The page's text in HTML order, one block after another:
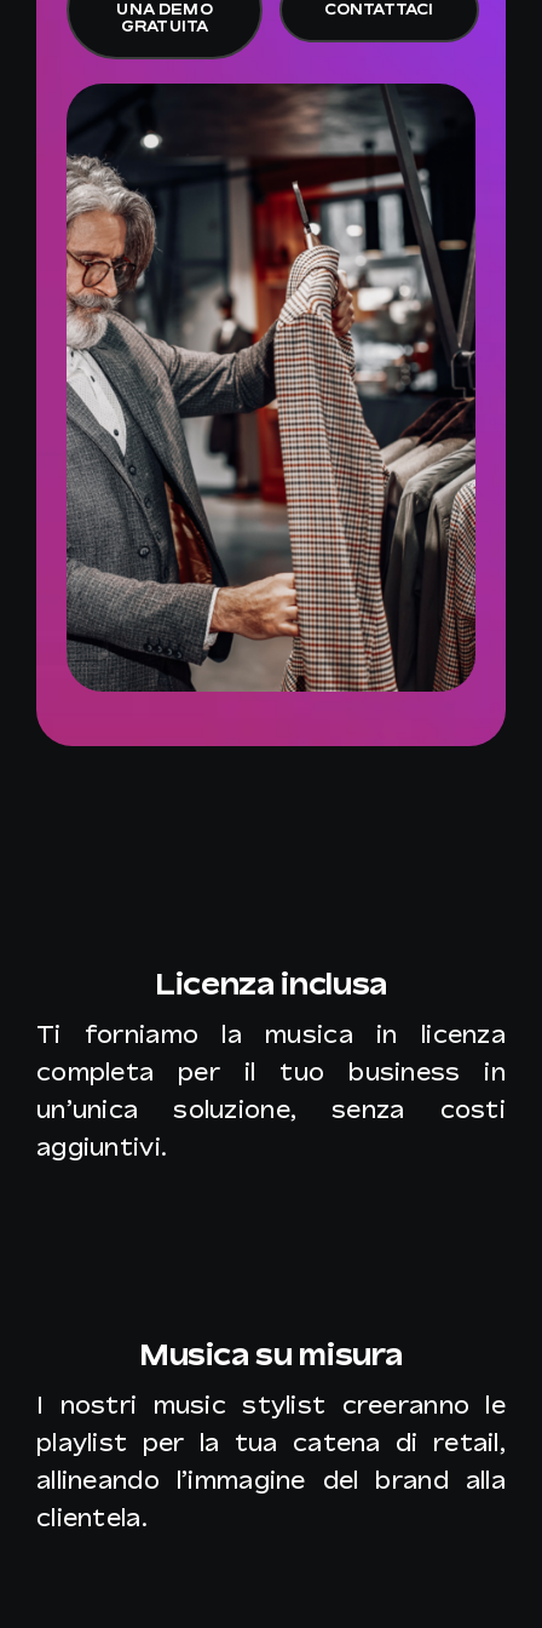
UNA DEMO
GRATUITA
CONTATTACI
Licenza inclusa
Ti forniamo la musica in licenza
completa per il tuo business in
un’unica soluzione, senza costi
aggiuntivi.
Musica su misura
I nostri music stylist creeranno le
playlist per la tua catena di retail,
allineando l’immagine del brand alla
clientela.